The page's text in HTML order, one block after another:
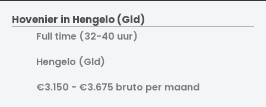
Hovenier in Hengelo (Gld)
Full time (32-40 uur)
Hengelo (Gld)
€3.150 - €3.675 bruto per maand